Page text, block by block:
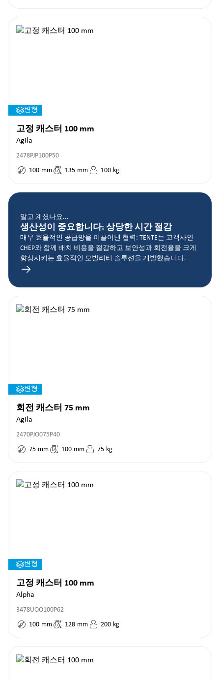
변형
고정 캐스터 100 mm
Agila
2478PJP100P50
100 mm 135 mm 100 kg
알고 계셨나요...
생산성이 중요합니다: 상당한 시간 절감
매우 효율적인 공급망을 이끌어낸 협력: TENTE는 고객사인
CHEP와 함께 배치 비용을 절감하고 보안성과 회전율을 크게
향상시키는 효율적인 모빌리티 솔루션을 개발했습니다.
변형
회전 캐스터 75 mm
Agila
2470PJO075P40
75 mm 100 mm 75 kg
변형
고정 캐스터 100 mm
Alpha
3478UOO100P62
100 mm 128 mm 200 kg